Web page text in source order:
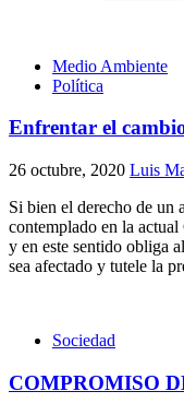
Medio Ambiente
Política
Enfrentar el
26 octubre, 2020 Luis
Si bien el derecho de un
contemplado en la
y en este sentido obliga
sea afectado y tutele la
Sociedad
COMPROMISO